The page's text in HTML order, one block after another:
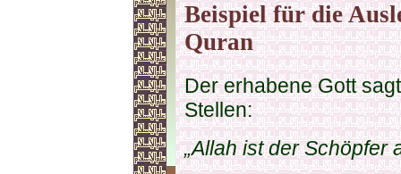
Beispiel für die
Quran
Der erhabene Gott
Stellen:
„Allah ist der Schöpfer